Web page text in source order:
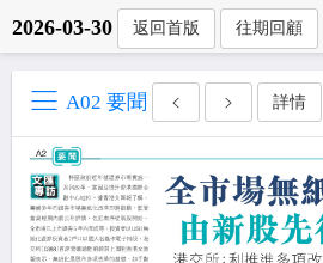
2026-03-30 返回首版 往期回顧
A02 要聞 詳情